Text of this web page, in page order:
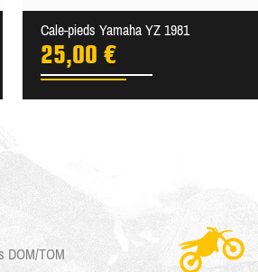
Cale-pieds Yamaha YZ 1981
25,00 €
DOM/TOM